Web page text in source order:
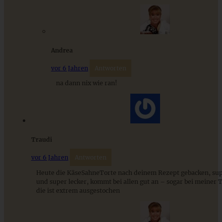
Erdbeer-Sahne-Torte im Muttertagsgewand
ZUM BEITRAG
Andrea
vor 6 Jahren Antworten
na dann nix wie ran!
Traudi
vor 6 Jahren Antworten
Heute die KäseSahneTorte nach deinem Rezept gebacken,
und super lecker, kommt bei allen gut an – sogar bei meiner
die ist extrem ausgestochen